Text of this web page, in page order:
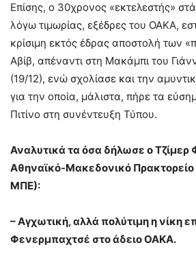
Επίσης, ο 30χρονος «εκτελεστής»
λόγω τιμωρίας, εξέδρες του ΟΑΚΑ,
κρίσιμη εκτός έδρας αποστολή των
Αβίβ, απέναντι στη Μακάμπι του
(19/12), ενώ σχολίασε και την
για την οποία, μάλιστα, πήρε τα
Πιτίνο στη συνέντευξη Τύπου.
Αναλυτικά τα όσα δήλωσε ο Τζίμερ
Αθηναϊκό-Μακεδονικό
ΜΠΕ):
– Αγχωτική, αλλά πολύτιμη η νίκη
Φενερμπαχτσέ στο άδειο ΟΑΚΑ.